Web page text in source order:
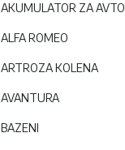
AKUMULATOR ZA AVTO
ALFA ROMEO
ARTROZA KOLENA
AVANTURA
BAZENI